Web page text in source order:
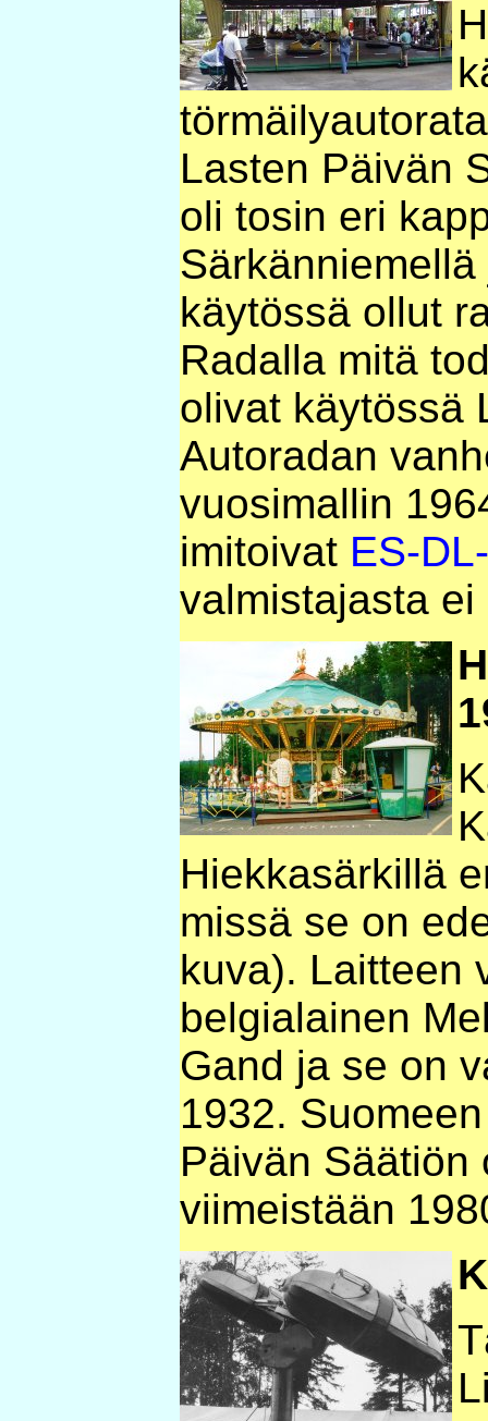
Lasten Päivän
oli tosin eri
käytössä ollut
Radalla mitä
olivat käytössä
Autoradan
vuosimallin
imitoivat ES-
valmistajasta
Hiekkasärkillä
missä se on
kuva). Laitteen
belgialainen
Gand ja se on
1932.
Päivän Säätiön
viimeistään